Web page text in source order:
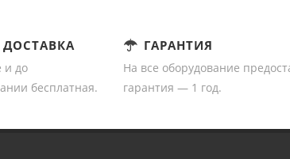
ДОСТАВКА
и до
бесплатная.
ГАРАНТИЯ
На все оборудование
гарантия — 1 год.